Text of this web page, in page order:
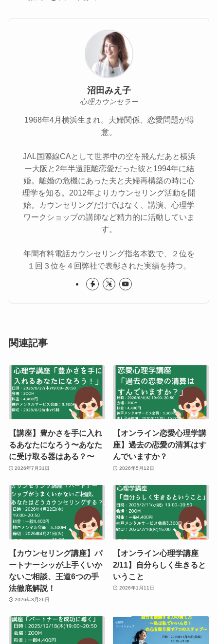
沼田みえ子
心理カウンセラー
1968年4月横浜生まれ。夫婦関係、恋愛問題が得
意。
JAL国際線CAとして世界中の空を飛んだあと横浜
ー大阪と2年半遠距離恋愛だった彼と1994年に結
婚。離婚の危機にあった夫と夫婦再構築の時に心
理学を知る。2012年よりカウンセリング活動を開
始。カウンセリングだけではなく、講演、心理学
ワークショップの講師など精力的に活動していま
す。
年間有料電話カウンセリング指名本数で、２位を
１回３位を４回弊社で表彰された実績を持つ。
関連記事
【講座】豊かさを手に入れ
るあなたになろう〜あなた
に受け取る器はある？〜
2026年7月31日
【オンライン恋愛心理学講
座】過去の恋愛の清算はす
んでいますか？
2026年5月12日
【カウンセリング講座】パ
ートナーシッが上手くいか
ないご相談、王道6つの手
法徹底解説！
2026年3月26日
【オンライン心理学講座
2/11】自分らしく生きると
いうこと
2026年1月11日